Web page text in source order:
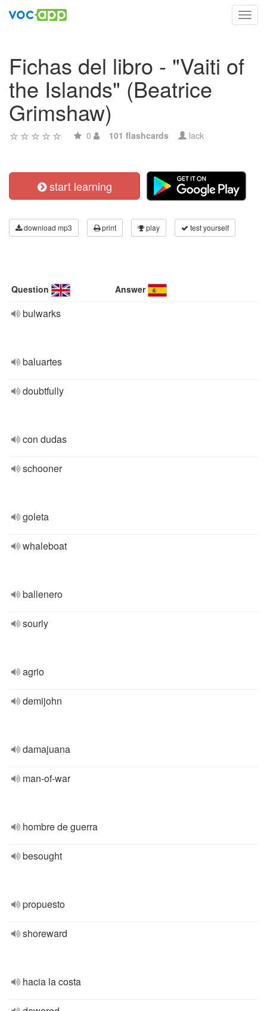
Fichas del libro - "Vaiti of
the Islands" (Beatrice
Grimshaw)
0 101 flashcards lack
start learning
download mp3 print play test yourself
Question Answer
bulwarks
baluartes
doubtfully
con dudas
schooner
goleta
whaleboat
ballenero
sourly
agrio
demijohn
damajuana
man-of-war
hombre de guerra
besought
propuesto
shoreward
hacia la costa